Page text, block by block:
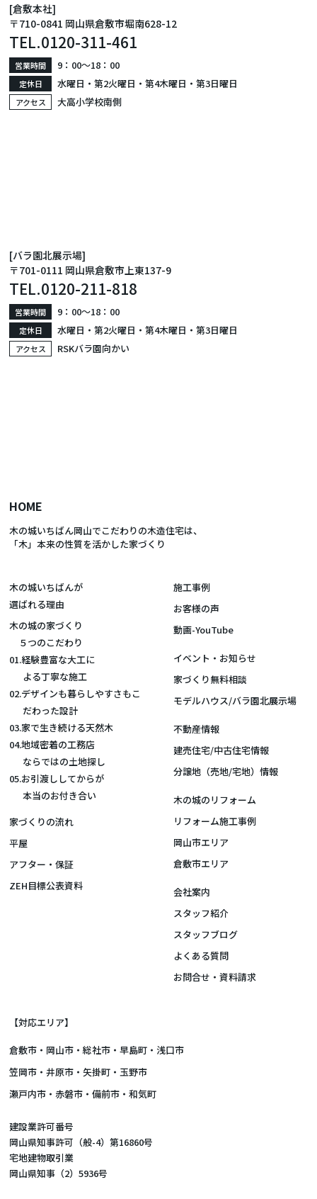
[倉敷本社]
〒710-0841 岡山県倉敷市堀南628-12
TEL.0120-311-461
営業時間 9：00〜18：00
定休日 水曜日・第2火曜日・第4木曜日・第3日曜日
アクセス 大高小学校南側
[バラ園北展示場]
〒701-0111 岡山県倉敷市上東137-9
TEL.0120-211-818
営業時間 9：00〜18：00
定休日 水曜日・第2火曜日・第4木曜日・第3日曜日
アクセス RSKバラ園向かい
HOME
木の城いちばん岡山でこだわりの木造住宅は、
「木」本来の性質を活かした家づくり
木の城いちばんが
選ばれる理由
木の城の家づくり
５つのこだわり
01.経験豊富な大工に
よる丁寧な施工
02.デザインも暮らしやすさもこ
だわった設計
03.家で生き続ける天然木
04.地域密着の工務店
ならではの土地探し
05.お引渡ししてからが
本当のお付き合い
家づくりの流れ
平屋
アフター・保証
ZEH目標公表資料
施工事例
お客様の声
動画-YouTube
イベント・お知らせ
家づくり無料相談
モデルハウス/バラ園北展示場
不動産情報
建売住宅/中古住宅情報
分譲地（売地/宅地）情報
木の城のリフォーム
リフォーム施工事例
岡山市エリア
倉敷市エリア
会社案内
スタッフ紹介
スタッフブログ
よくある質問
お問合せ・資料請求
【対応エリア】
倉敷市 ・ 岡山市 ・総社市・早島町・浅口市
笠岡市・井原市・矢掛町・玉野市
瀬戸内市・赤磐市・備前市・和気町
建設業許可番号
岡山県知事許可（般-4）第16860号
宅地建物取引業
岡山県知事（2）5936号